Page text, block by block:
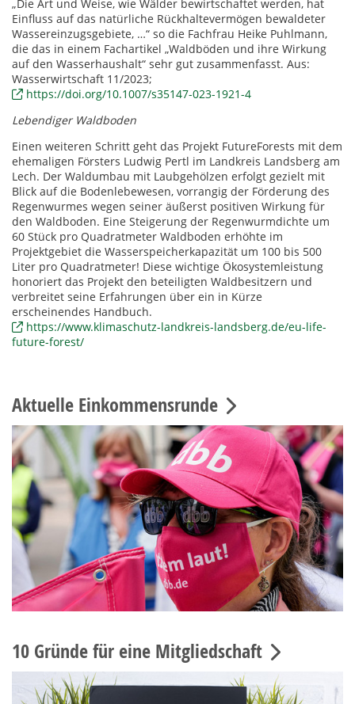
„Die Art und Weise, wie Wälder bewirtschaftet werden, hat
Einfluss auf das natürliche Rückhaltevermögen bewaldeter
Wassereinzugsgebiete, …“ so die Fachfrau Heike Puhlmann,
die das in einem Fachartikel „Waldböden und ihre Wirkung
auf den Wasserhaushalt“ sehr gut zusammenfasst. Aus:
Wasserwirtschaft 11/2023;
https://doi.org/10.1007/s35147-023-1921-4
Lebendiger Waldboden
Einen weiteren Schritt geht das Projekt FutureForests mit dem
ehemaligen Försters Ludwig Pertl im Landkreis Landsberg am
Lech. Der Waldumbau mit Laubgehölzen erfolgt gezielt mit
Blick auf die Bodenlebewesen, vorrangig der Förderung des
Regenwurmes wegen seiner äußerst positiven Wirkung für
den Waldboden. Eine Steigerung der Regenwurmdichte um
60 Stück pro Quadratmeter Waldboden erhöhte im
Projektgebiet die Wasserspeicherkapazität um 100 bis 500
Liter pro Quadratmeter! Diese wichtige Ökosystemleistung
honoriert das Projekt den beteiligten Waldbesitzern und
verbreitet seine Erfahrungen über ein in Kürze
erscheinendes Handbuch.
https://www.klimaschutz-landkreis-landsberg.de/eu-life-
future-forest/
Aktuelle Einkommensrunde
10 Gründe für eine Mitgliedschaft